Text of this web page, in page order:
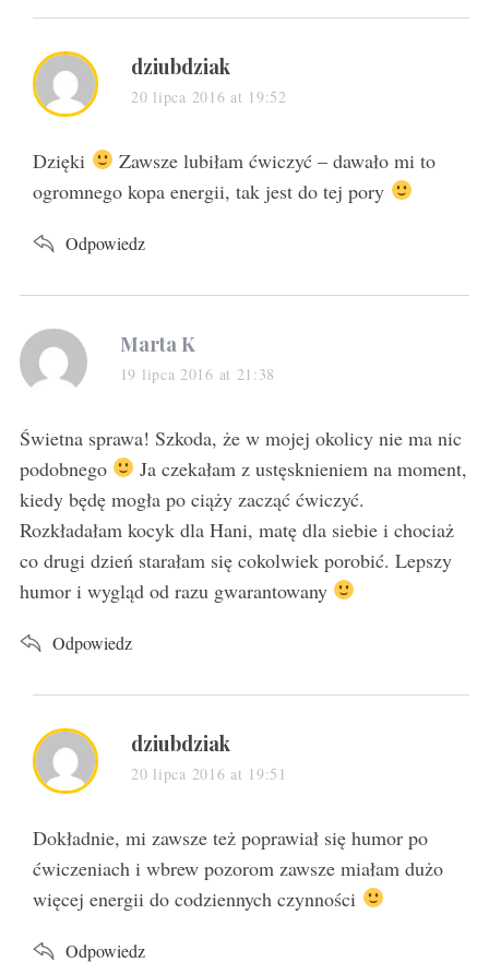
s
a
s
:
dziubdziak
20 lipca 2016 at 19:52
Dzięki
Zawsze lubiłam ćwiczyć – dawało mi to
ogromnego kopa energii, tak jest do tej pory
Odpowiedz
s
a
s
:
Marta K
19 lipca 2016 at 21:38
Świetna sprawa! Szkoda, że w mojej okolicy nie ma nic
podobnego
Ja czekałam z ustęsknieniem na moment,
kiedy będę mogła po ciąży zacząć ćwiczyć.
Rozkładałam kocyk dla Hani, matę dla siebie i chociaż
co drugi dzień starałam się cokolwiek porobić. Lepszy
humor i wygląd od razu gwarantowany
Odpowiedz
s
a
s
:
dziubdziak
20 lipca 2016 at 19:51
Dokładnie, mi zawsze też poprawiał się humor po
ćwiczeniach i wbrew pozorom zawsze miałam dużo
więcej energii do codziennych czynności
Odpowiedz